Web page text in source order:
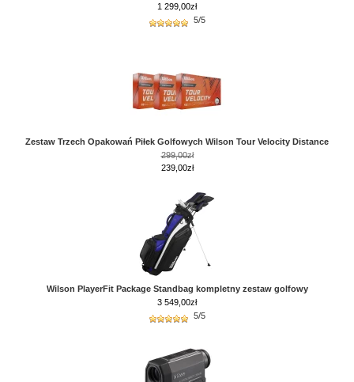
1 299,00zł
5/5
Zestaw Trzech Opakowań Piłek Golfowych Wilson Tour Velocity Distance
299,00zł
239,00zł
Wilson PlayerFit Package Standbag kompletny zestaw golfowy
3 549,00zł
5/5